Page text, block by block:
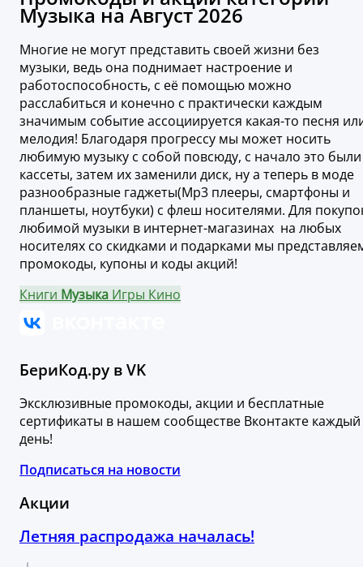
Музыка на Август 2026
Многие не могут представить своей жизни без
музыки, ведь она поднимает настроение и
работоспособность, с её помощью можно
расслабиться и конечно с практически каждым
значимым событие ассоциируется какая-то песня
мелодия! Благодаря прогрессу мы может носить
любимую музыку с собой повсюду, с начало это были
кассеты, затем их заменили диск, ну а теперь в моде
разнообразные гаджеты(Mp3 плееры, смартфоны и
планшеты, ноутбуки) с флеш носителями. Для
любимой музыки в интернет-магазинах на любых
носителях со скидками и подарками мы
промокоды, купоны и коды акций!
Книги Музыка Игры Кино
БериКод.ру в VK
Эксклюзивные промокоды, акции и бесплатные
сертификаты в нашем сообществе Вконтакте каждый
день!
Подписаться на новости
Акции
Летняя распродажа началась!